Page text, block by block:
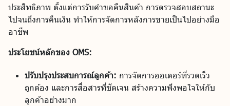
ประสิทธิภาพ ตั้งแต่การรับคำขอคืนสินค้า การตรวจสอบสถานะ
ไปจนถึงการคืนเงิน ทำให้การจัดการหลังการขายเป็นไปอย่างมือ
อาชีพ
ประโยชน์หลักของ OMS:
ปรับปรุงประสบการณ์ลูกค้า: การจัดการออเดอร์ที่รวดเร็ว
ถูกต้อง และการสื่อสารที่ชัดเจน สร้างความพึงพอใจให้กับ
ลูกค้าอย่างมาก